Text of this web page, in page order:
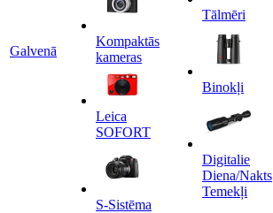
Galvenā
Kompaktās
kameras
Leica
SOFORT
S-Sistēma
Tālmēri
Binokļi
Digitalie
Diena/Nakts
Temekļi